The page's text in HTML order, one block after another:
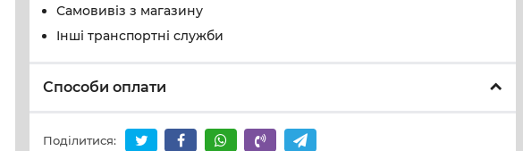
Самовивіз з магазину
Інші транспортні служби
Способи оплати
Поділитися: